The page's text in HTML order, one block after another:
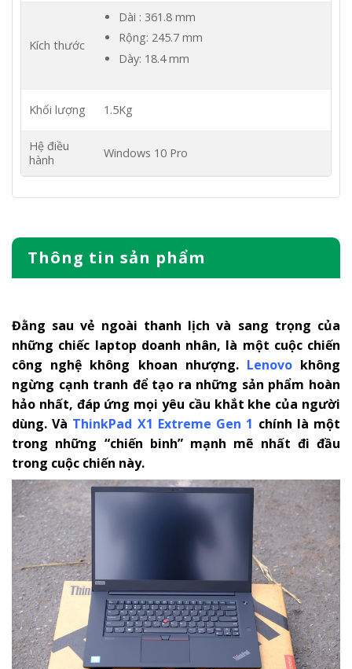
Thông tin sản phẩm
Đằng sau vẻ ngoài thanh lịch và sang trọng của
những chiếc laptop doanh nhân, là một cuộc chiến
công nghệ không khoan nhượng. Lenovokhông
ngừng cạnh tranh để tạo ra những sản phẩm hoàn
hảo nhất, đáp ứng mọi yêu cầu khắt khe của người
dùng. Và ThinkPad X1 Extreme Gen 1 chính là một
trong những “chiến binh” mạnh mẽ nhất đi đầu
trong cuộc chiến này.
Kích thước
Dài : 361.8 mm
Rộng: 245.7 mm
Dày: 18.4 mm
Khối lượng 1.5Kg
Hệ điều
hành
Windows 10 Pro